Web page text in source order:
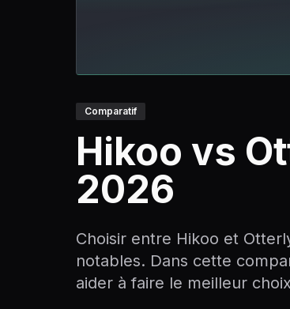
Comparatif
Hikoo vs
2026
Choisir entre Hikoo et
notables. Dans cette
aider à faire le meilleur